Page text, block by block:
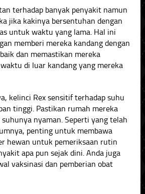
terhadap banyak penyakit namun
jika kakinya bersentuhan dengan
untuk waktu yang lama. Hal ini
memberi mereka kandang dengan
dan memastikan mereka
di luar kandang yang mereka
kelinci Rex sensitif terhadap suhu
tinggi. Pastikan rumah mereka
nyaman. Seperti yang telah
penting untuk membawa
hewan untuk pemeriksaan rutin
apa pun sejak dini. Anda juga
vaksinasi dan pemberian obat